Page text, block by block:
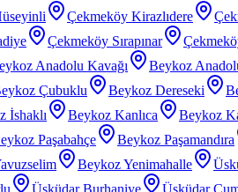
Çekmeköy Kirazlıdere
Çekmeköy Sırapınar
Anadolu Kavağı Beykoz
Çubuklu Beykoz Dereseki
İshaklı Beykoz Kanlıca Beykoz
Paşabahçe Beykoz Paşamandıra
Beykoz Yenimahalle
Üsküdar Burhaniye Üsküdar